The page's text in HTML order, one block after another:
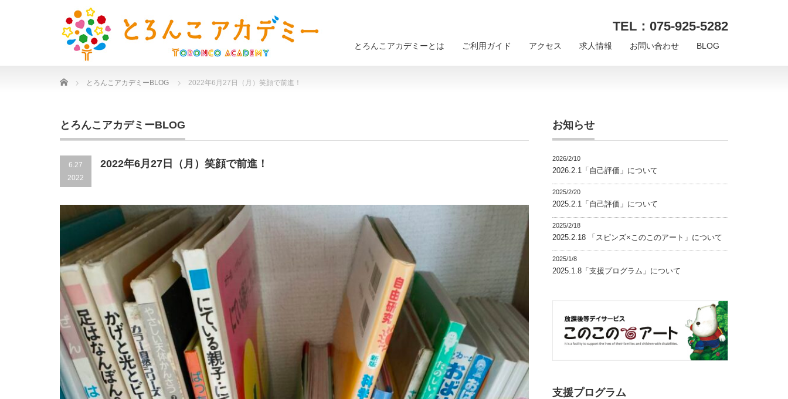
TEL：075-925-5282
とろんこアカデミーとは ご利用ガイド アクセス 求人情報 お問い合わせ BLOG
Home とろんこアカデミーBLOG 2022年6月27日（月）笑顔で前進！
とろんこアカデミーBLOG
6.27
2022
2022年6月27日（月）笑顔で前進！
お知らせ
2026/2/10
2026.2.1「自己評価」について
2025/2/20
2025.2.1「自己評価」について
2025/2/18
2025.2.18 「スピンズ×このこのアート」について
2025/1/8
2025.1.8「支援プログラム」について
支援プログラム